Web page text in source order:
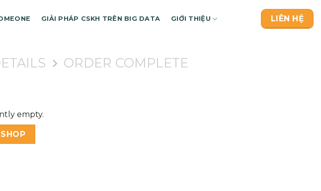
GIẢI PHÁP CSKH TRÊN BIG DATA GIỚI THIỆU LIÊN HỆ
ORDER COMPLETE
empty.